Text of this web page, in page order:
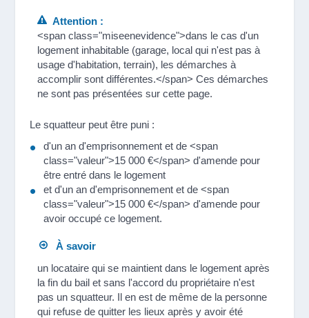
Attention :
<span class="miseenevidence">dans le cas d'un
logement inhabitable (garage, local qui n'est pas à
usage d'habitation, terrain), les démarches à
accomplir sont différentes.</span> Ces démarches
ne sont pas présentées sur cette page.
Le squatteur peut être puni :
d'un an d'emprisonnement et de <span
class="valeur">15 000 €</span> d'amende pour
être entré dans le logement
et d'un an d'emprisonnement et de <span
class="valeur">15 000 €</span> d'amende pour
avoir occupé ce logement.
À savoir
un locataire qui se maintient dans le logement après
la fin du bail et sans l'accord du propriétaire n'est
pas un squatteur. Il en est de même de la personne
qui refuse de quitter les lieux après y avoir été